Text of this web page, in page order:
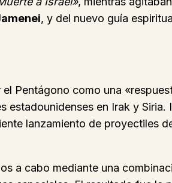
, y del nuevo guía
Pentágono como una
estadounidenses en Irak y
lanzamiento de proyectiles
a cabo mediante una